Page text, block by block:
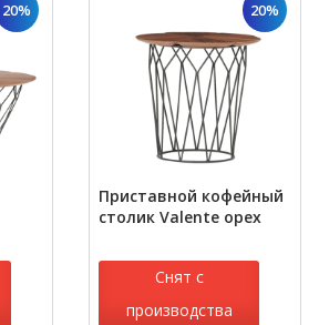
20% 20%
Приставной кофейный
столик Valente орех
Снят с
производства